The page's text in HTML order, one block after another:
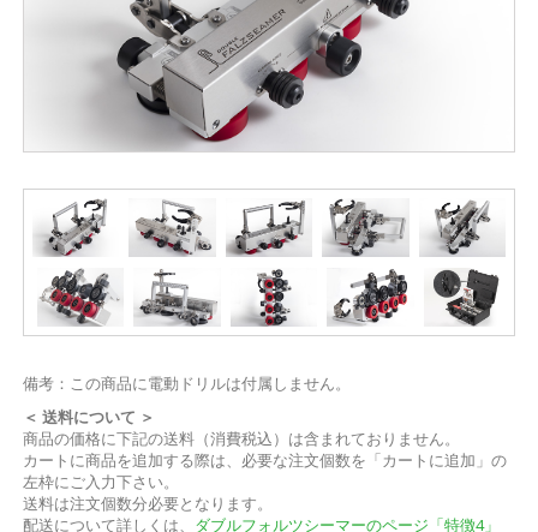
備考：この商品に電動ドリルは付属しません。
＜ 送料について ＞
商品の価格に下記の送料（消費税込）は含まれておりません。
カートに商品を追加する際は、必要な注文個数を「カートに追加」の
左枠にご入力下さい。
送料は注文個数分必要となります。
配送について詳しくは、 ダブルフォルツシーマーのページ「特徴4」